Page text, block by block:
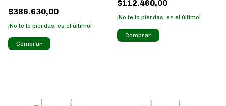
$386.630,00
¡No te lo pierdas, es el último!
$112.460,00
¡No te lo pierdas, es el último!